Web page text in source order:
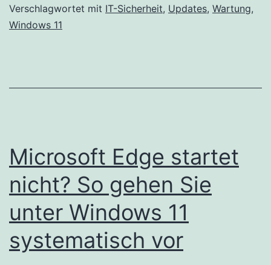
Verschlagwortet mit IT-Sicherheit, Updates, Wartung,
Windows 11
Microsoft Edge startet
nicht? So gehen Sie
unter Windows 11
systematisch vor